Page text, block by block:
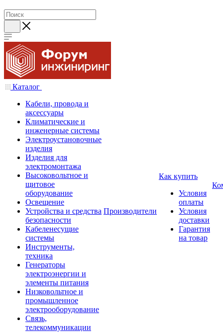
Каталог
Кабели, провода и
аксессуары
Климатические и
инженерные системы
Электроустановочные
изделия
Изделия для
электромонтажа
Высоковольтное и
щитовое
оборудование
Освещение
Устройства и средства
безопасности
Кабеленесущие
системы
Инструменты,
техника
Генераторы
электроэнергии и
элементы питания
Низковольтное и
промышленное
электрооборудование
Связь,
телекоммуникации
Производители
Как купить
Условия
оплаты
Условия
доставки
Гарантия
на товар